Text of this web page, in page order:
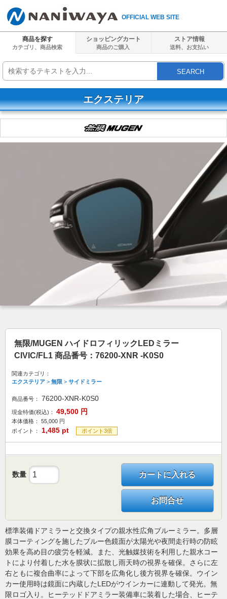
OFFICIAL WEB SITE
商品を探す
カテゴリ、商品検索
ショッピングカート
商品のご購入
ストア情報
送料、 お支払い
SEARCH
エクステリア
無限/MUGEN ハイドロフィリックLEDミラー
CIVIC/FL1 商品番号：76200-XNR -K0S0
関連カテゴリ：
エクステリア > 無限 > サイドミラー
商品番号： 76200-XNR-K0S0
現金特価(税込)： 49,500 円
本体価格： 55,000 円
ポイント：
1,485 pt ポイント3倍
数量 カートに入れる
お問合せ
標準装備ドアミラーと交換タイプの親水性広角ブルーミラー。多層
膜コーティングを施したブルー色鏡面が太陽光や夜間走行時の防眩
効果を高め目の疲労を軽減。また、光触媒技術を利用した親水コー
トにより付着した水を膜状に拡散し雨天時の視界を確保。さらに左
右ともに複合曲率によって下部を広角化し後方視界を確保。ウイン
カー使用時は鏡面に内蔵したLEDがウインカーに連動して発光。無
限ロゴ入り。ヒーテッドドアミラー装備車に装着した場合、ヒーテ